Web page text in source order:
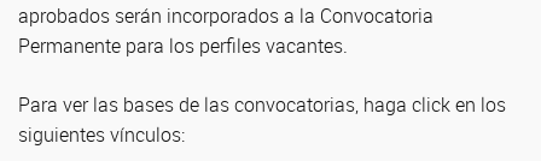
aprobados serán incorporados a la Convocatoria
Permanente para los perfiles vacantes.
Para ver las bases de las convocatorias, haga click en los
siguientes vínculos: